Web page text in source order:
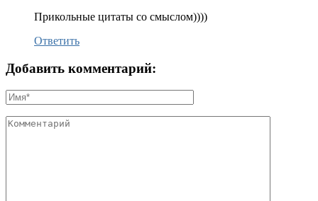
Прикольные цитаты со смыслом))))
Ответить
Добавить комментарий: